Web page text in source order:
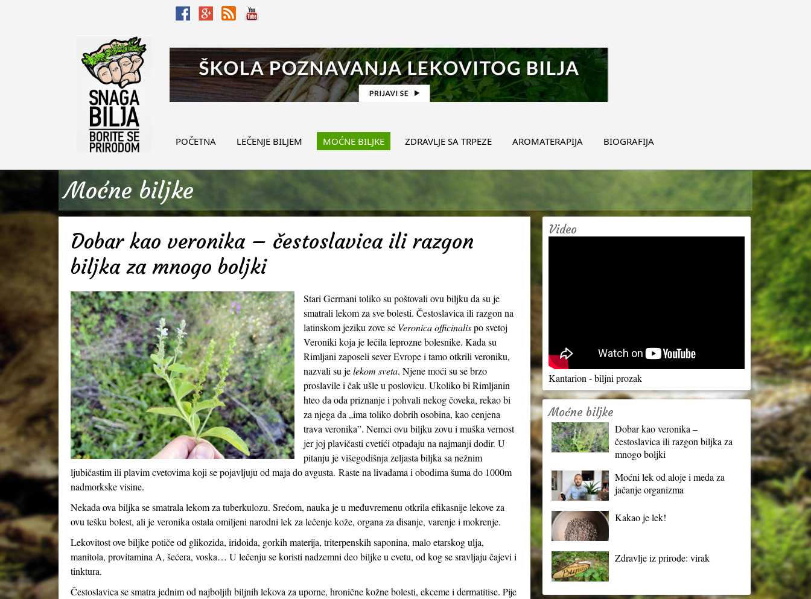
POČETNA LEČENJE BILJEM MOĆNE BILJKE ZDRAVLJE SA TRPEZE AROMATERAPIJA BIOGRAFIJA
Moćne biljke
Dobar kao veronika – čestoslavica ili razgon
biljka za mnogo boljki
Stari Germani toliko su poštovali ovu biljku da su je
smatrali lekom za sve bolesti. Čestoslavica ili razgon na
latinskom jeziku zove se Veronica officinalispo svetoj
Veroniki koja je lečila leprozne bolesnike. Kada su
Rimljani zaposeli sever Evrope i tamo otkrili veroniku,
nazvali su jelekom sveta. Njene moći su se brzo
proslavile i čak ušle u poslovicu. Ukoliko bi Rimljanin
hteo da oda priznanje i pohvali nekog čoveka, rekao bi
za njega da „ima toliko dobrih osobina, kao cenjena
trava veronika”. Nemci ovu biljku zovu i muška vernost
jer joj plavičasti cvetići otpadaju na najmanji dodir. U
pitanju je višegodišnja zeljasta biljka sa nežnim
ljubičastim ili plavim cvetovima koji se pojavljuju od maja do avgusta. Raste na livadama i obodima šuma do 1000m
nadmorkske visine.
Nekada ova biljka se smatrala lekom za tuberkulozu. Srećom, nauka je u međuvremenu otkrila efikasnije lekove za
ovu tešku bolest, ali je veronika ostala omiljeni narodni lek za lečenje kože, organa za disanje, varenje i mokrenje.
Lekovitost ove biljke potiče od glikozida, iridoida, gorkih materija, triterpenskih saponina, malo etarskog ulja,
manitola, provitamina A, šećera, voska… U lečenju se koristi nadzemni deo biljke u cvetu, od kog se sravljaju čajevi i
tinktura.
Čestoslavica se smatra jednim od najboljih biljnih lekova za uporne, hronične kožne bolesti, ekceme i dermatitise. Pije
Video
Kantarion - biljni prozak
Moćne biljke
Dobar kao veronika –
čestoslavica ili razgon biljka za
mnogo boljki
Moćni lek od aloje i meda za
jačanje organizma
Kakao je lek!
Zdravlje iz prirode: virak